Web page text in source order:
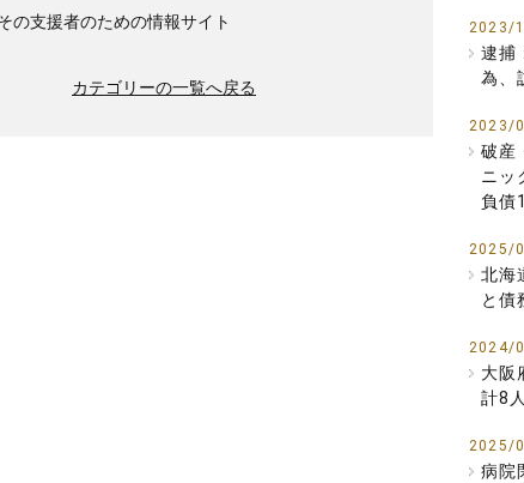
の支援者のための情報サイト
カテゴリーの一覧へ戻る
2023/
逮捕
為、
2023/
破産
ニッ
負
2025/
北海
と債
2024/
大阪
計8
2025/
病院